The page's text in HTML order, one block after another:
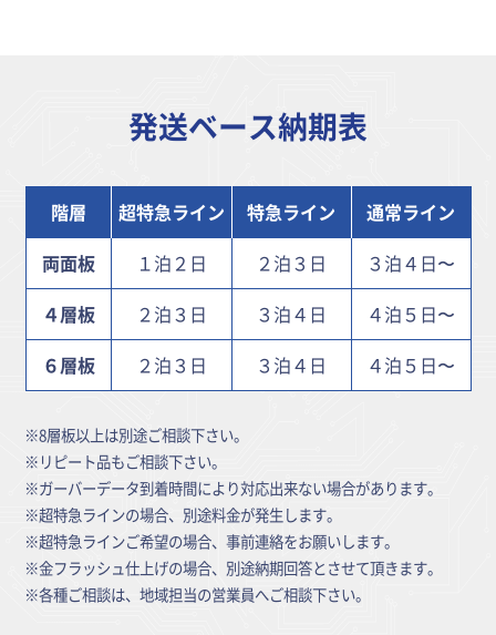
発送ベース納期表
階層 超特急ライン 特急ライン
通常ライン
両面板
１泊２日 ２泊３日
３泊４日〜
４層板
２泊３日 ３泊４日
４泊５日〜
６層板
２泊３日 ３泊４日 ４泊５日〜
※8層板以上は別途ご相談下さい。
※リピート品もご相談下さい。
※ガーバーデータ到着時間により対応出来ない場合があります。
※超特急ラインの場合、別途料金が発生します。
※超特急ラインご希望の場合、事前連絡をお願いします。
※金フラッシュ仕上げの場合、別途納期回答とさせて頂きます。
※各種ご相談は、地域担当の営業員へご相談下さい。